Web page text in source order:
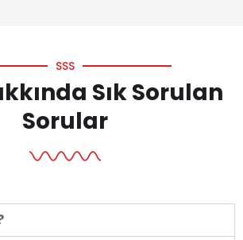
SSS
Sık Sorulan
Sorular